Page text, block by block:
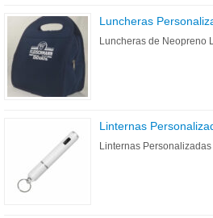
Luncheras
Luncheras de Neopreno
Linternas
Linternas